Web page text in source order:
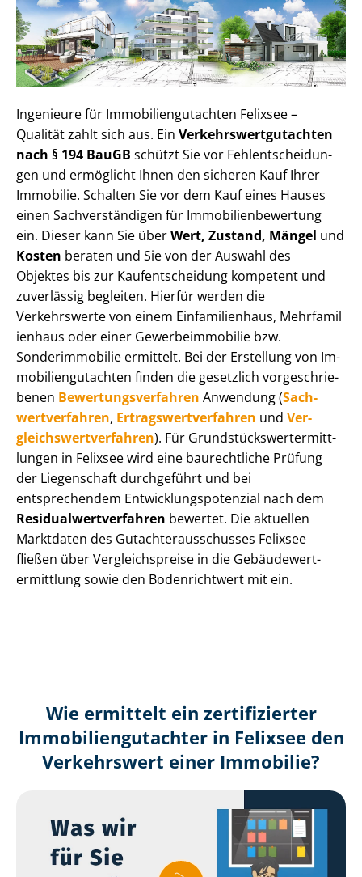
Ingenieure für Im­mo­bi­li­en­gut­ach­ten Felixsee –
Qualität zahlt sich aus. Ein Ver­kehrs­wert­gut­ach­ten
nach § 194 BauGB schützt Sie vor Fehl­ent­schei­dun­
gen und ermöglicht Ihnen den sicheren Kauf Ihrer
Immobilie. Schalten Sie vor dem Kauf eines Hauses
einen Sach­ver­stän­di­gen für Im­mo­bi­li­en­be­wer­tung
ein. Dieser kann Sie überWert, Zustand, Mängel und
Kosten beraten und Sie von der Auswahl des
Objektes bis zur Kauf­ent­schei­dung kompetent und
zuverlässig begleiten. Hierfür werden die
Verkehrswerte von einem Einfamilienhaus, Mehr­fa­mi­l
i­en­haus oder einer Ge­wer­be­im­mo­bi­lie bzw.
Sonderimmobilie ermittelt. Bei der Erstellung von Im­
mo­bi­li­en­gut­ach­ten finden die gesetzlich vor­ge­schrie­
be­nen Be­wer­tungs­ver­fah­ren Anwendung (Sach­
wert­ver­fah­ren, Er­trags­wert­ver­fah­ren und Ver­
gleichs­wert­ver­fah­ren). Für Grund­stücks­wert­ermitt­
lun­gen in Felixsee wird eine baurechtliche Prüfung
der Liegenschaft durchgeführt und bei
entsprechendem Ent­wick­lungs­po­ten­zi­al nach dem
Re­si­du­al­wert­ver­fah­ren bewertet. Die aktuellen
Marktdaten des Gut­ach­ter­aus­schus­ses Felixsee
fließen über Ver­gleichs­prei­se in die Ge­bäu­de­wert­
ermitt­lung sowie den Bodenrichtwert mit ein.
Wie ermittelt ein zertifizierter
Immobilien­gutachter in Felixsee den
Verkehrswert einer Immobilie?